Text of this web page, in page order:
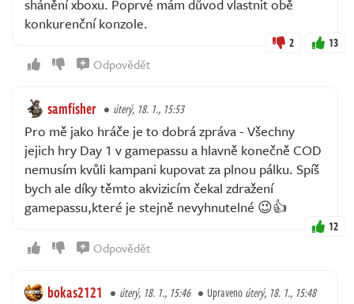
shánění xboxu. Poprvé mám důvod vlastnit obě
konkurenční konzole.
2 13
Odpovědět
samfisher úterý, 18. 1., 15:53
Pro mě jako hráče je to dobrá zpráva - Všechny
jejich hry Day 1 v gamepassu a hlavně konečně COD
nemusím kvůli kampani kupovat za plnou pálku. Spíš
bych ale díky těmto akvizicím čekal zdražení
gamepassu,které je stejně nevyhnutelné 😉👍
12
Odpovědět
bokas2121 úterý, 18. 1., 15:46 Upravenoúterý, 18. 1., 15:48